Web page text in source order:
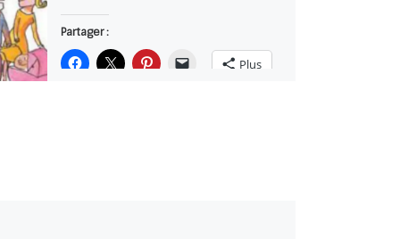
Partager :
Plus